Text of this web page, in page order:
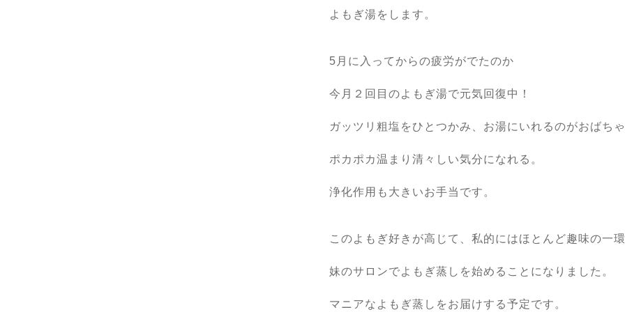
よもぎ湯をします。
5月に入ってからの疲労がでたのか
今月２回目のよもぎ湯で元気回復中！
ガッツリ粗塩をひとつかみ、お湯にいれるのがおばちゃ
ポカポカ温まり清々しい気分になれる。
浄化作用も大きいお手当です。
このよもぎ好きが高じて、私的にはほとんど趣味の一
妹のサロンでよもぎ蒸しを始めることになりました。
マニアなよもぎ蒸しをお届けする予定です。